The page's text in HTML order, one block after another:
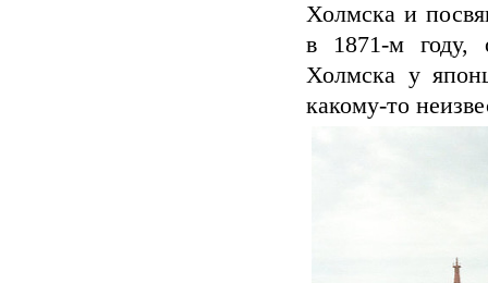
Холмска и
в 1871-м году,
Холмска у
какому-то